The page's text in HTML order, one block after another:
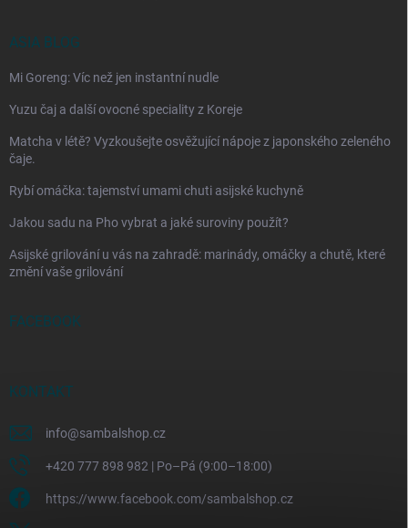
ASIA BLOG
Mi Goreng: Víc než jen instantní nudle
Yuzu čaj a další ovocné speciality z Koreje
Matcha v létě? Vyzkoušejte osvěžující nápoje z japonského zeleného
čaje.
Rybí omáčka: tajemství umami chuti asijské kuchyně
Jakou sadu na Pho vybrat a jaké suroviny použít?
Asijské grilování u vás na zahradě: marinády, omáčky a chutě, které
změní vaše grilování
FACEBOOK
KONTAKT
info@sambalshop.cz
+420 777 898 982 | Po–Pá (9:00–18:00)
https://www.facebook.com/sambalshop.cz